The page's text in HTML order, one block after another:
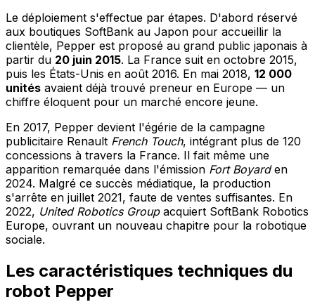
Le déploiement s'effectue par étapes. D'abord réservé
aux boutiques SoftBank au Japon pour accueillir la
clientèle, Pepper est proposé au grand public japonais à
partir du 20 juin 2015. La France suit en octobre 2015,
puis les États-Unis en août 2016. En mai 2018, 12 000
unités avaient déjà trouvé preneur en Europe — un
chiffre éloquent pour un marché encore jeune.
En 2017, Pepper devient l'égérie de la campagne
publicitaire Renault French Touch, intégrant plus de 120
concessions à travers la France. Il fait même une
apparition remarquée dans l'émission Fort Boyarden
2024. Malgré ce succès médiatique, la production
s'arrête en juillet 2021, faute de ventes suffisantes. En
2022, United Robotics Groupacquiert SoftBank Robotics
Europe, ouvrant un nouveau chapitre pour la robotique
sociale.
Les caractéristiques techniques du
robot Pepper